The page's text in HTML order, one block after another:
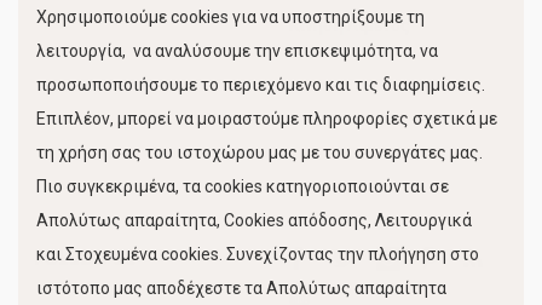
Κίνηση Λιμένος
FOLLOW US
Χρησιμοποιούμε cookies για να υποστηρίξουμε τη
λειτουργία, να αναλύσουμε την επισκεψιμότητα, να
προσωποποιήσουμε το περιεχόμενο και τις διαφημίσεις.
Επιπλέον, μπορεί να μοιραστούμε πληροφορίες σχετικά με
τη χρήση σας του ιστοχώρου μας με του συνεργάτες μας.
Πιο συγκεκριμένα, τα cookies κατηγοριοποιούνται σε
Απολύτως απαραίτητα, Cookies απόδοσης, Λειτουργικά
και Στοχευμένα cookies. Συνεχίζοντας την πλοήγηση στο
ιστότοπο μας αποδέχεστε τα Απολύτως απαραίτητα